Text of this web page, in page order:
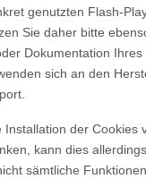
genutzten Flash-
Sie daher bitte
Dokumentation Ihres
sich an den
Installation der Cookies
kann dies
sämtliche